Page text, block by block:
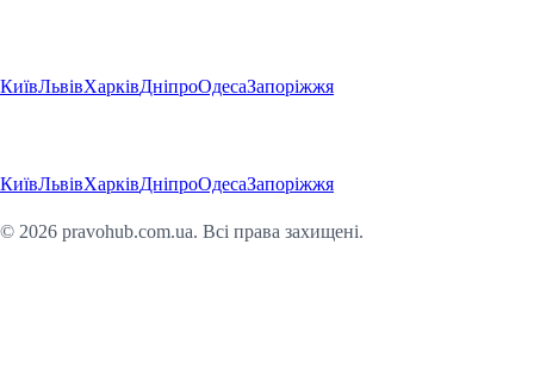
КиївЛьвівХарківДніпроОдесаЗапоріжжя
КиївЛьвівХарківДніпроОдесаЗапоріжжя
© 2026 pravohub.com.ua. Всі права захищені.